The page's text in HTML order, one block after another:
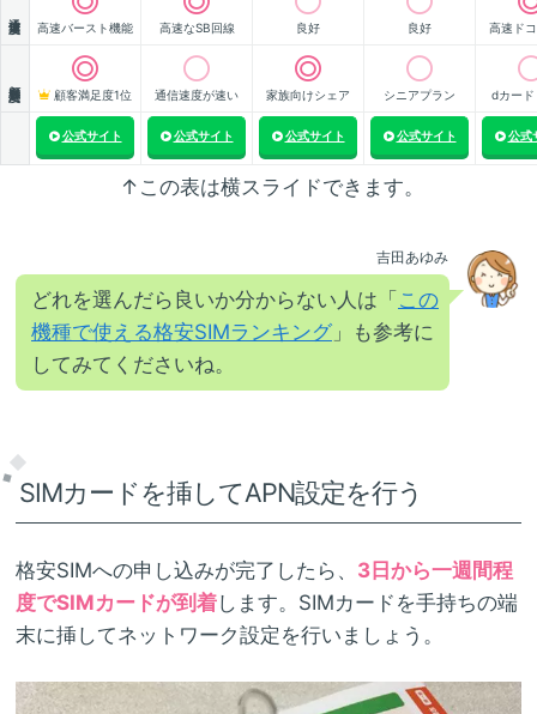
高速バースト機能 高速なSB回線 良好 良好 高速ド
顧客満足度1位 通信速度が速い 家族向けシェア シニアプラン dカード
公式サイト 公式サイト 公式サイト 公式サイト 公式
↑この表は横スライドできます。
吉田あゆみ
どれを選んだら良いか分からない人は「 この
機種で使える格安SIMランキング 」も参考に
してみてくださいね。
SIMカードを挿してAPN設定を行う
格安SIMへの申し込みが完了したら、 3日から一週間程
度でSIMカードが到着します。SIMカードを手持ちの端
末に挿してネットワーク設定を行いましょう。